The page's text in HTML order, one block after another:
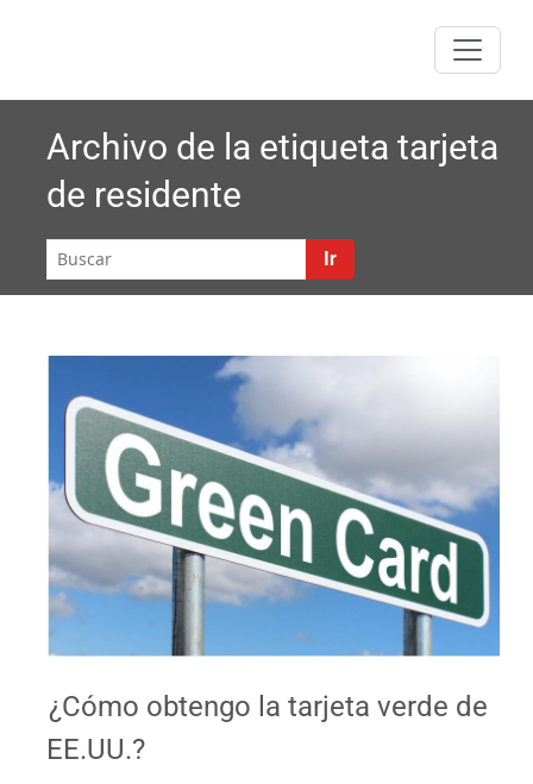
Archivo de la etiqueta tarjeta
de residente
Ir
¿Cómo obtengo la tarjeta verde de
EE.UU.?